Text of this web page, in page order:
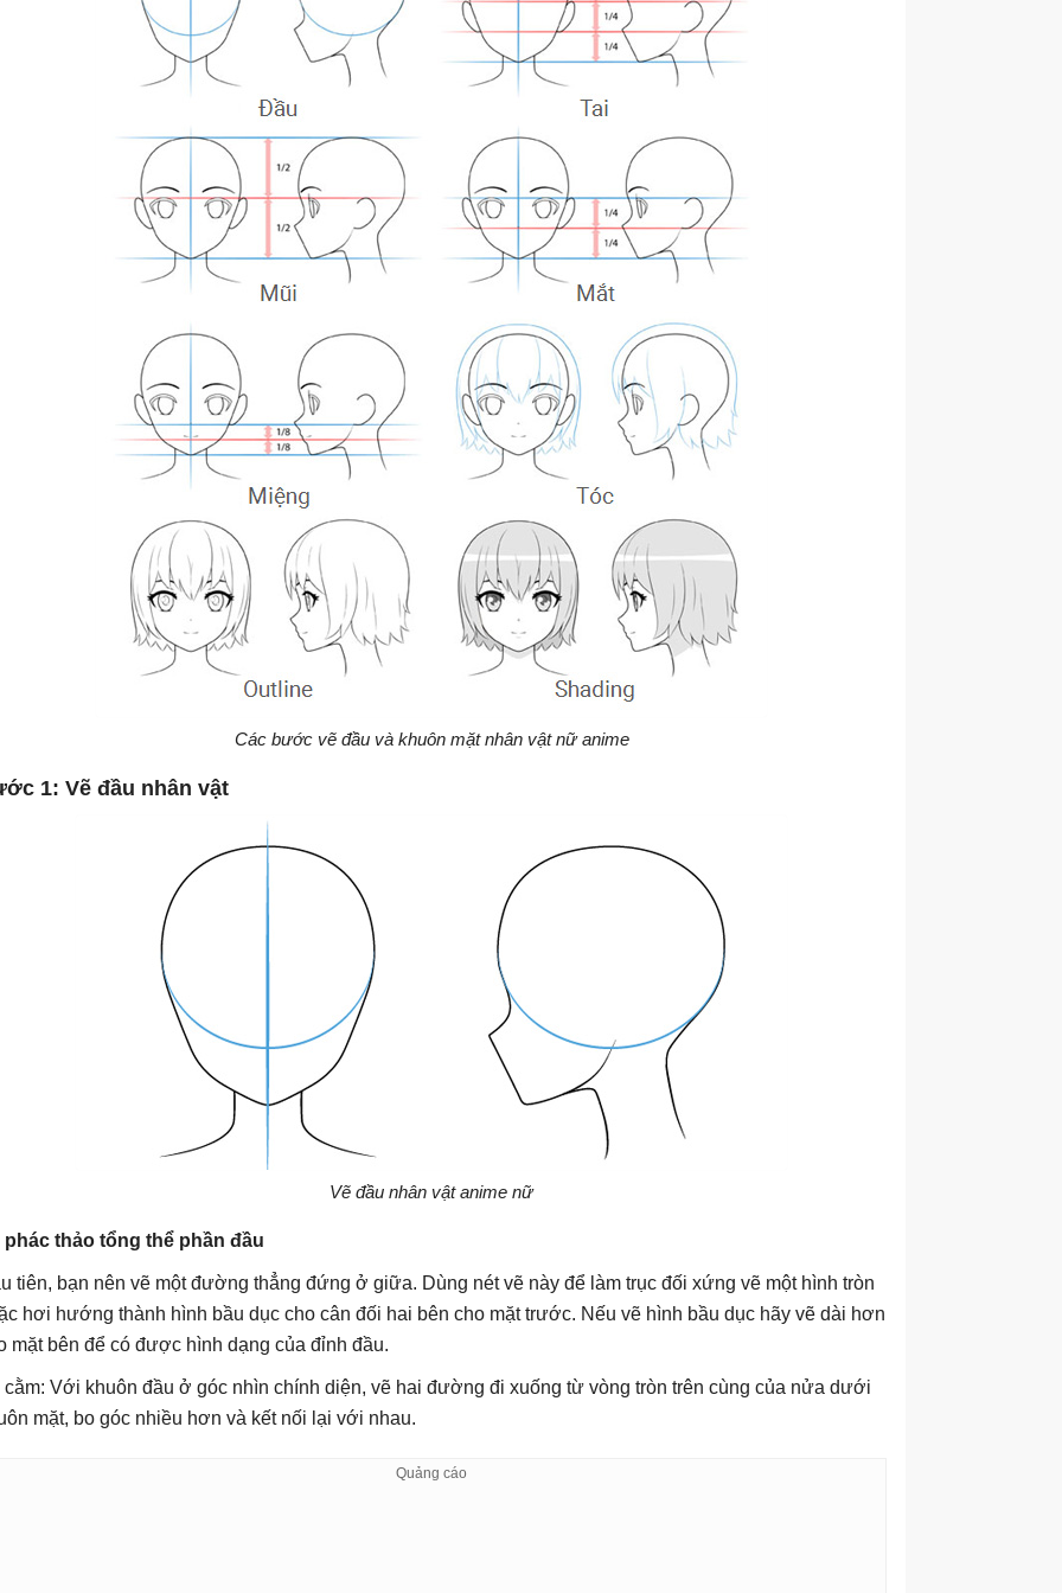
Các bước vẽ đầu và khuôn mặt nhân vật nữ anime
1: Vẽ đầu nhân vật
Vẽ đầu nhân vật anime nữ
phác thảo tổng thể phần đầu
tiên, bạn nên vẽ một đường thẳng đứng ở giữa. Dùng nét vẽ này để làm trục đối xứng vẽ một hình tròn
hơi hướng thành hình bầu dục cho cân đối hai bên cho mặt trước. Nếu vẽ hình bầu dục hãy vẽ dài hơn
mặt bên để có được hình dạng của đỉnh đầu.
cằm: Với khuôn đầu ở góc nhìn chính diện, vẽ hai đường đi xuống từ vòng tròn trên cùng của nửa dưới
mặt, bo góc nhiều hơn và kết nối lại với nhau.